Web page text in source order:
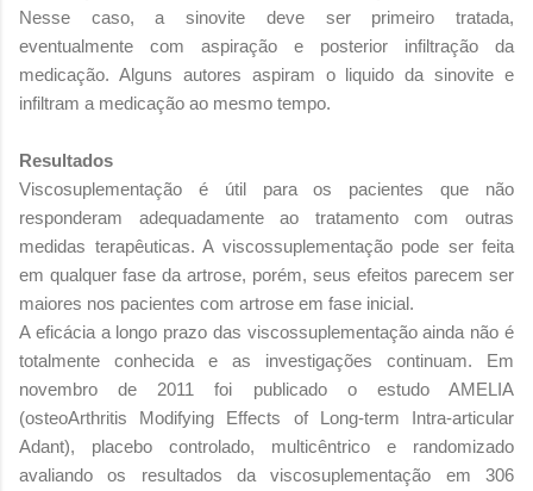
Nesse caso, a sinovite deve ser primeiro tratada,
eventualmente com aspiração e posterior infiltração da
medicação. Alguns autores aspiram o liquido da sinovite e
infiltram a medicação ao mesmo tempo.
Resultados
Viscosuplementação é útil para os pacientes que não
responderam adequadamente ao tratamento com outras
medidas terapêuticas. A viscossuplementação pode ser feita
em qualquer fase da artrose, porém, seus efeitos parecem ser
maiores nos pacientes com artrose em fase inicial.
A eficácia a longo prazo das viscossuplementação ainda não é
totalmente conhecida e as investigações continuam. Em
novembro de 2011 foi publicado o estudo AMELIA
(osteoArthritis Modifying Effects of Long-term Intra-articular
Adant), placebo controlado, multicêntrico e randomizado
avaliando os resultados da viscosuplementação em 306